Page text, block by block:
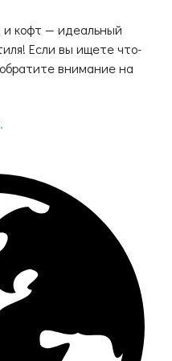
кофт — идеальный
Если вы ищете что-
внимание на